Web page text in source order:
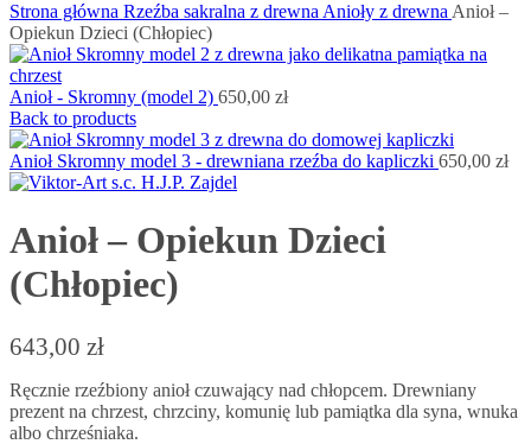
Strona główna Rzeźba sakralna z drewna Anioły z drewna Anioł –
Opiekun Dzieci (Chłopiec)
Anioł - Skromny (model 2) 650,00 zł
Back to products
Anioł Skromny model 3 - drewniana rzeźba do kapliczki 650,00 zł
Anioł – Opiekun Dzieci
(Chłopiec)
643,00 zł
Ręcznie rzeźbiony anioł czuwający nad chłopcem. Drewniany
prezent na chrzest, chrzciny, komunię lub pamiątka dla syna, wnuka
albo chrześniaka.